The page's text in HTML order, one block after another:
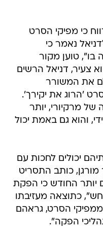
כי מפיקי הסרט
נאמר כי
טוען מקור
צעיר, דניאל הרשים
את המשורר
'הרוג את יקירך'.
של מרקיורי, יותר
והוא גם באמת יכול
יכולים לחכות עם
מורגן, כותב התסריט
יותר החודש כי הפקת
כתוצאה מעזיבתו
הסרט, גראהם
הפקה".